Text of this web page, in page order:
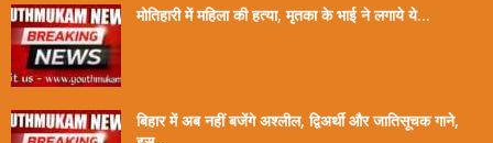
मोतिहारी में महिला की हत्या, मृतका के भाई ने लगाये ये...
बिहार में अब नहीं बजेंगे अश्लील, द्विअर्थी और जातिसूचक गाने,